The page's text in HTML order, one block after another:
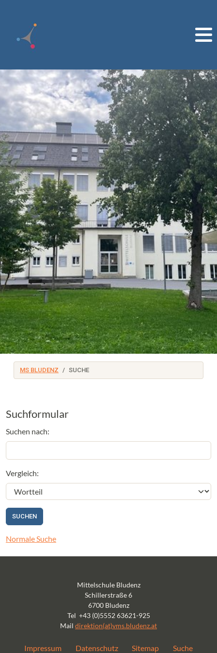
MS BLUDENZ SUCHE
Suchformular
Suchen nach:
Vergleich:
Normale Suche
Mittelschule Bludenz
Schillerstraße 6
6700 Bludenz
Tel +43 (0)5552 63621-925
Mail direktion(at)vms.bludenz.at
Impressum Datenschutz Sitemap Suche